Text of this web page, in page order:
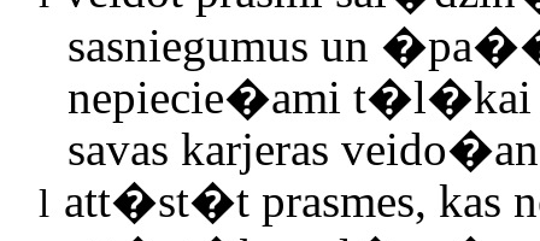
sasniegumus un
nepiecie�ami
savas karjeras
l att�st�t prasmes, kas